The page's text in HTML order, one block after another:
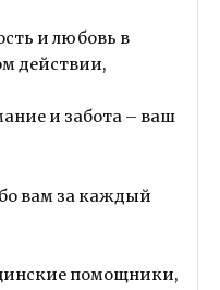
и любовь в
действии,
и забота – ваш
вам за каждый
помощники,